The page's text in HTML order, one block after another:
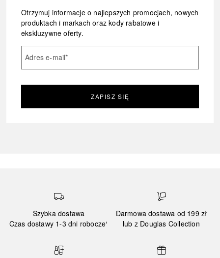
Otrzymuj informacje o najlepszych promocjach, nowych
produktach i markach oraz kody rabatowe i
ekskluzywne oferty.
Adres e-mail*
ZAPISZ SIĘ
Szybka dostawa
Czas dostawy 1-3 dni robocze¹
Darmowa dostawa od 199 zł
lub z Douglas Collection